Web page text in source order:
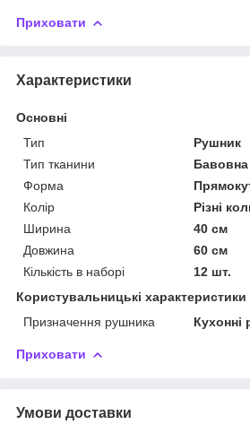
Приховати
Характеристики
Основні
Тип
Рушник
Тип тканини
Бавовна
Форма
Колір
Різні
Ширина
40 см
Довжина
60 см
Кількість в наборі
12 шт.
Користувальницькі характеристики
Призначення рушника
Кухонні
Приховати
Умови доставки